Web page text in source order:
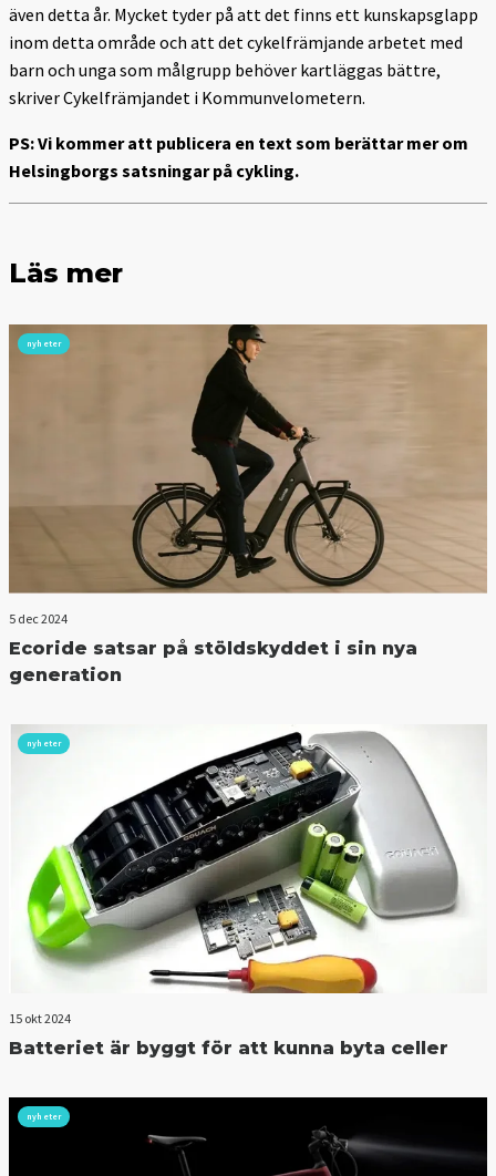
även detta år. Mycket tyder på att det finns ett kunskapsglapp
inom detta område och att det cykelfrämjande arbetet med
barn och unga som målgrupp behöver kartläggas bättre,
skriver Cykelfrämjandet i Kommunvelometern.
PS: Vi kommer att publicera en text som berättar mer om
Helsingborgs satsningar på cykling.
Läs mer
nyheter
5 dec 2024
Ecoride satsar på stöldskyddet i sin nya
generation
nyheter
15 okt 2024
Batteriet är byggt för att kunna byta celler
nyheter